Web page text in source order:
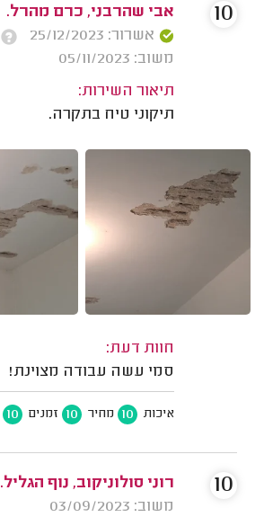
אבי שהרבני, כרם מהרל.
אשרור: 25/12/2023
משוב: 05/11/2023
תיאור השירות:
תיקוני טיח בתקרה.
חוות דעת:
סמי עשה עבודה מצוינת!
איכות 10 מחיר 10 זמנים 10
10
רוני סולוניקוב, נוף הגליל.
משוב: 03/09/2023
10